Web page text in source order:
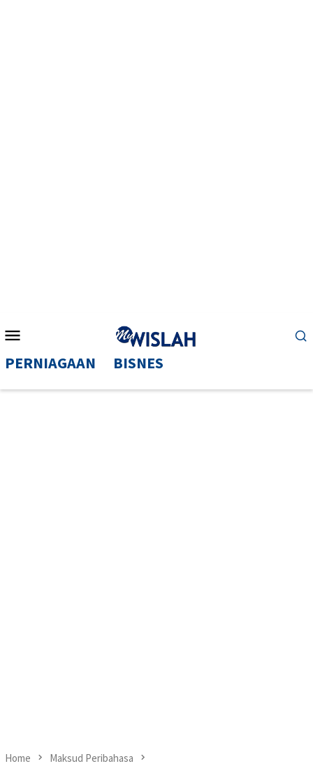
Menu
PERNIAGAAN BISNES
Home Maksud Peribahasa